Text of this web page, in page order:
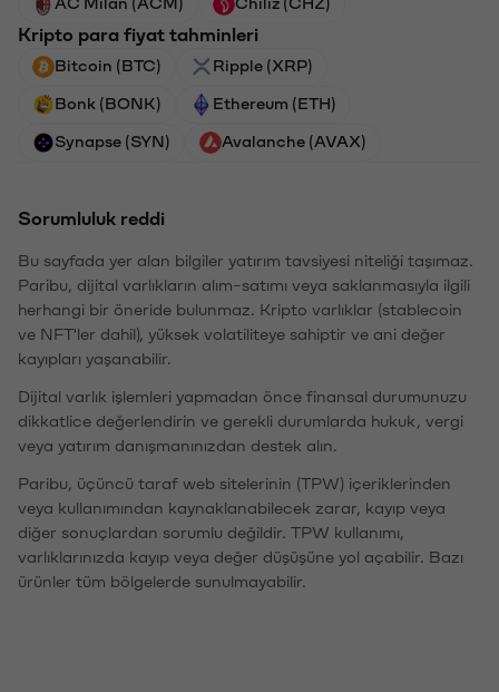
Kripto para fiyat tahminleri
Bitcoin (BTC) Ripple (XRP)
Bonk (BONK) Ethereum (ETH)
Synapse (SYN) Avalanche (AVAX)
Sorumluluk reddi
Bu sayfada yer alan bilgiler yatırım tavsiyesi niteliği taşımaz.
Paribu, dijital varlıkların alım-satımı veya saklanmasıyla ilgili
herhangi bir öneride bulunmaz. Kripto varlıklar (stablecoin
ve NFT'ler dahil), yüksek volatiliteye sahiptir ve ani değer
kayıpları yaşanabilir.
Dijital varlık işlemleri yapmadan önce finansal durumunuzu
dikkatlice değerlendirin ve gerekli durumlarda hukuk, vergi
veya yatırım danışmanınızdan destek alın.
Paribu, üçüncü taraf web sitelerinin (TPW) içeriklerinden
veya kullanımından kaynaklanabilecek zarar, kayıp veya
diğer sonuçlardan sorumlu değildir. TPW kullanımı,
varlıklarınızda kayıp veya değer düşüşüne yol açabilir. Bazı
ürünler tüm bölgelerde sunulmayabilir.